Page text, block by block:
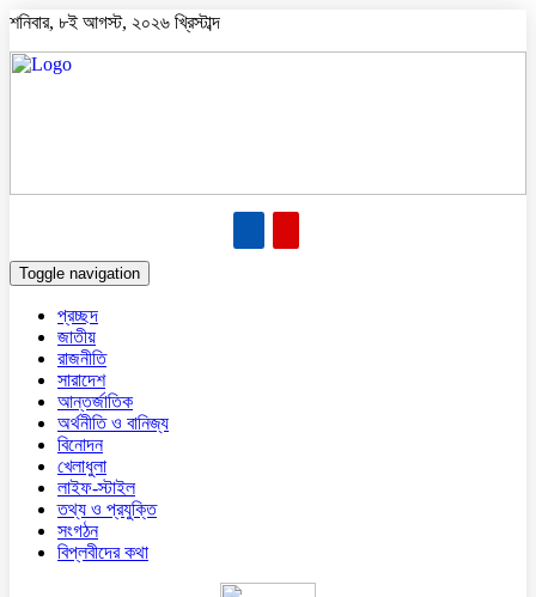
শনিবার, ৮ই আগস্ট, ২০২৬ খ্রিস্টাব্দ
Toggle navigation
প্রচ্ছদ
জাতীয়
রাজনীতি
সারাদেশ
আন্তর্জাতিক
অর্থনীতি ও বানিজ্য
বিনোদন
খেলাধুলা
লাইফ-স্টাইল
তথ্য ও প্রযুক্তি
সংগঠন
বিপ্লবীদের কথা